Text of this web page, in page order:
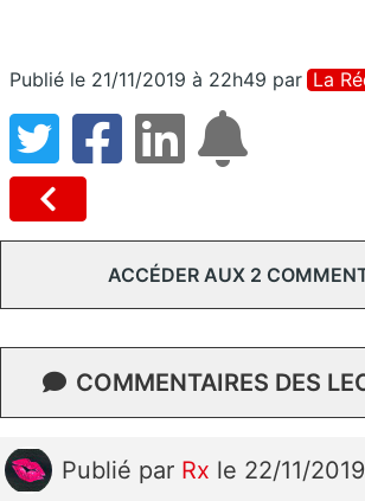
Publié le 21/11/2019 à 22h49 par La
ACCÉDER AUX 2
COMMENTAIRES DES
Publié par Rx le 22/11/